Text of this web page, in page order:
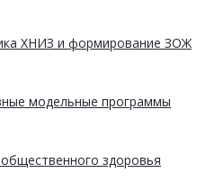
ХНИЗ и формирование ЗОЖ
модельные программы
здоровья